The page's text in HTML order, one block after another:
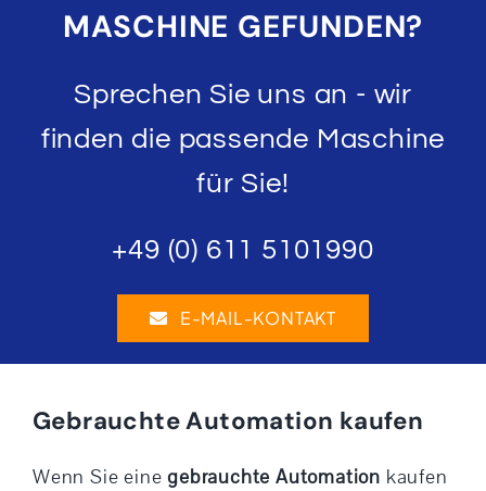
MASCHINE GEFUNDEN?
Sprechen Sie uns an - wir
finden die passende Maschine
für Sie!
+49 (0) 611 5101990
E-MAIL-KONTAKT
Gebrauchte Automation kaufen
Wenn Sie einegebrauchte Automation kaufen